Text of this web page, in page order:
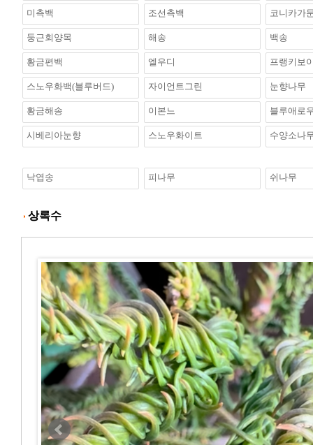
미측백 조선측백 코니카가
둥근회양목 해송 백송
황금편백 엘우디 프랭키보
스노우화백(블루버드) 자이언트그린 눈향나무
황금해송 이본느 블루애로
시베리아눈향 스노우화이트 수양소나
낙엽송 피나무 쉬나무
상록수